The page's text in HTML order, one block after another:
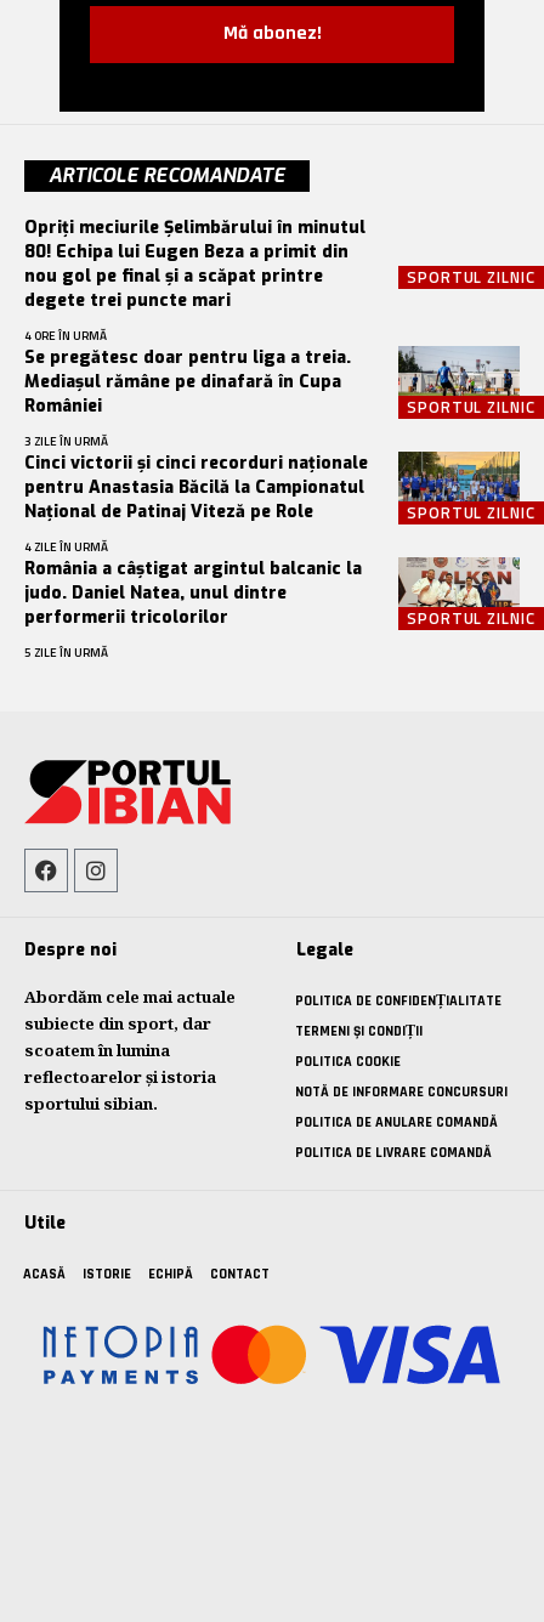
Mă abonez!
ARTICOLE RECOMANDATE
SPORTUL ZILNIC
Opriți meciurile Șelimbărului în minutul
80! Echipa lui Eugen Beza a primit din
nou gol pe final și a scăpat printre
degete trei puncte mari
4 ORE ÎN URMĂ
SPORTUL ZILNIC
Se pregătesc doar pentru liga a treia.
Mediașul rămâne pe dinafară în Cupa
României
3 ZILE ÎN URMĂ
SPORTUL ZILNIC
Cinci victorii și cinci recorduri naționale
pentru Anastasia Băcilă la Campionatul
Național de Patinaj Viteză pe Role
4 ZILE ÎN URMĂ
SPORTUL ZILNIC
România a câștigat argintul balcanic la
judo. Daniel Natea, unul dintre
performerii tricolorilor
5 ZILE ÎN URMĂ
Despre noi
Abordăm cele mai actuale
subiecte din sport, dar
scoatem în lumina
reflectoarelor și istoria
sportului sibian.
Legale
POLITICA DE CONFIDENȚIALITATE
TERMENI ȘI CONDIȚII
POLITICA COOKIE
NOTĂ DE INFORMARE CONCURSURI
POLITICA DE ANULARE COMANDĂ
POLITICA DE LIVRARE COMANDĂ
Utile
ACASĂ ISTORIE ECHIPĂ CONTACT